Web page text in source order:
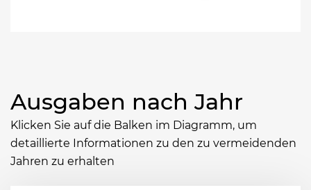
Ausgaben nach Jahr
Klicken Sie auf die Balken im Diagramm, um
detaillierte Informationen zu den zu vermeidenden
Jahren zu erhalten